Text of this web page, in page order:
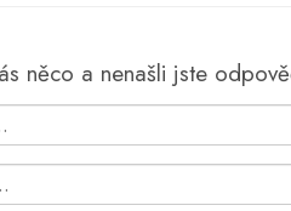
něco a nenašli jste